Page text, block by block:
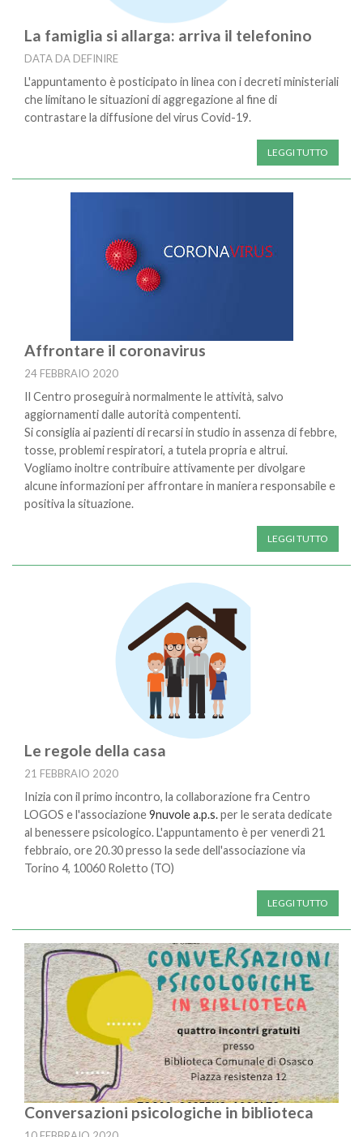
La famiglia si allarga: arriva il telefonino
DATA DA DEFINIRE
L'appuntamento è posticipato in linea con i decreti ministeriali
che limitano le situazioni di aggregazione al fine di
contrastare la diffusione del virus Covid-19.
LEGGI TUTTO
Affrontare il coronavirus
24 FEBBRAIO 2020
Il Centro proseguirà normalmente le attività, salvo
aggiornamenti dalle autorità compententi.
Si consiglia ai pazienti di recarsi in studio in assenza di febbre,
tosse, problemi respiratori, a tutela propria e altrui.
Vogliamo inoltre contribuire attivamente per divolgare
alcune informazioni per affrontare in maniera responsabile e
positiva la situazione.
LEGGI TUTTO
Le regole della casa
21 FEBBRAIO 2020
Inizia con il primo incontro, la collaborazione fra Centro
LOGOS e l'associazione9nuvole a.p.s.per le serata dedicate
al benessere psicologico. L'appuntamento è per venerdì 21
febbraio, ore 20.30 presso la sede dell'associazione via
Torino 4, 10060 Roletto (TO)
LEGGI TUTTO
Conversazioni psicologiche in biblioteca